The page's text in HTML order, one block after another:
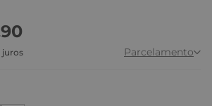
90
juros Parcelamento